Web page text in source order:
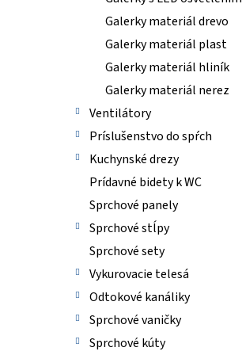
Galerky materiál drevo
Galerky materiál plast
Galerky materiál hliník
Galerky materiál nerez
Ventilátory
Príslušenstvo do spŕch
Kuchynské drezy
Prídavné bidety k WC
Sprchové panely
Sprchové stĺpy
Sprchové sety
Vykurovacie telesá
Odtokové kanáliky
Sprchové vaničky
Sprchové kúty